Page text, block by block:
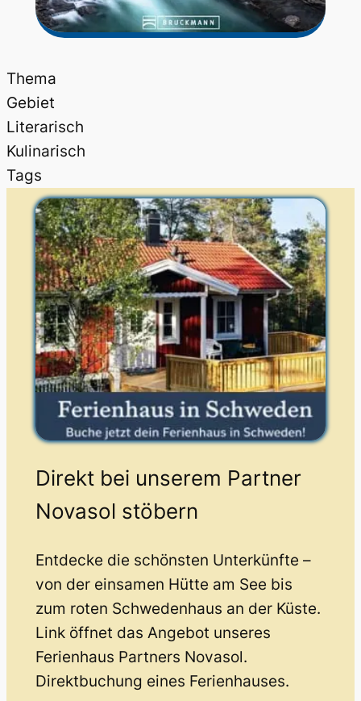
Thema
Gebiet
Literarisch
Kulinarisch
Tags
Direkt bei unserem Partner
Novasol stöbern
Entdecke die schönsten Unterkünfte –
von der einsamen Hütte am See bis
zum roten Schwedenhaus an der Küste.
Link öffnet das Angebot unseres
Ferienhaus Partners Novasol.
Direktbuchung eines Ferienhauses.